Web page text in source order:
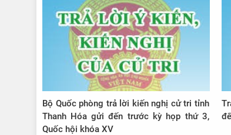
Bộ Quốc phòng trả lời kiến nghị cử tri tỉnh
Thanh Hóa gửi đến trước kỳ họp thứ 3,
Quốc hội khóa XV